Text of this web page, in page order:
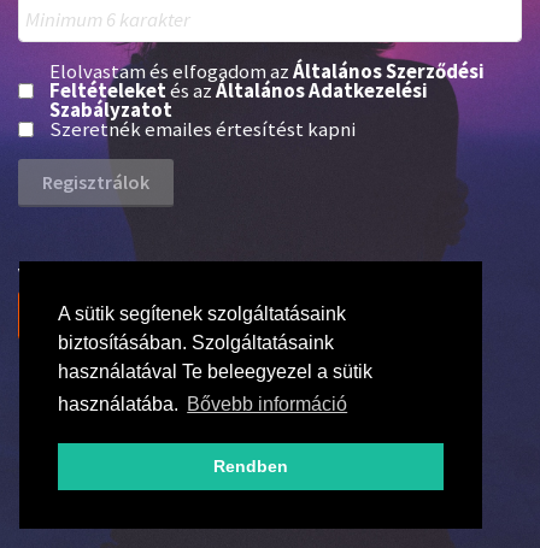
A sütik segítenek szolgáltatásaink
biztosításában. Szolgáltatásaink
használatával Te beleegyezel a sütik
használatába. Bővebb információ
Rendben
Elolvastam és elfogadom azÁltalános Szerződési
Feltételeketés azÁltalános Adatkezelési
Szabályzatot
Szeretnék emailes értesítést kapni
Van már profilod?
Bejelentkezés